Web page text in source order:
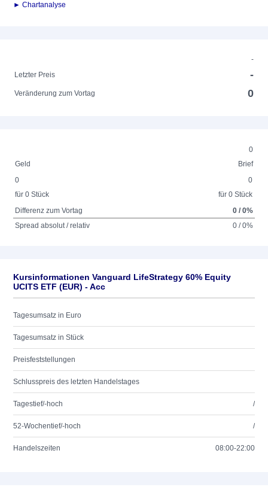
► Chartanalyse
-
Letzter Preis
-
Veränderung zum Vortag 0
0
Geld
Brief
0
für 0 Stück
0
für 0 Stück
Differenz zum Vortag
0 / 0%
Spread absolut / relativ
0 / 0%
Kursinformationen Vanguard LifeStrategy 60% Equity
UCITS ETF (EUR) - Acc
Tagesumsatz in Euro
Tagesumsatz in Stück
Preisfeststellungen
Schlusspreis des letzten Handelstages
Tagestief/-hoch /
52-Wochentief/-hoch /
Handelszeiten 08:00-22:00